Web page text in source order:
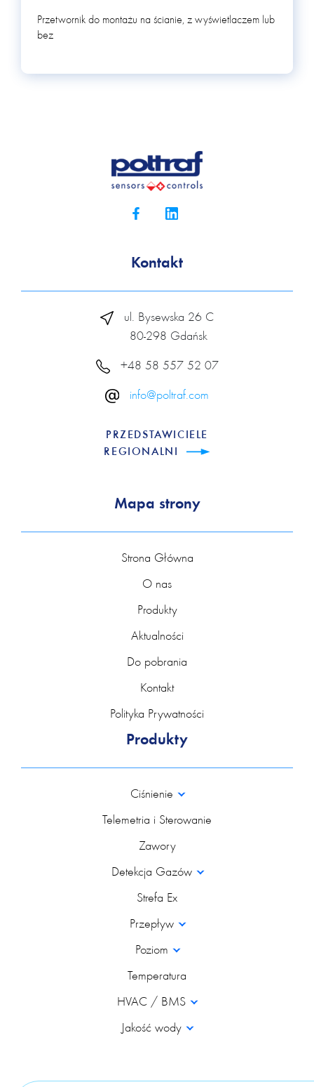
Przetwornik do montażu na ścianie, z wyświetlaczem lub
bez
Kontakt
ul. Bysewska 26 C
80-298 Gdańsk
+48 58 557 52 07
info@poltraf.com
PRZEDSTAWICIELE
REGIONALNI
Mapa strony
Strona Główna
O nas
Produkty
Aktualności
Do pobrania
Kontakt
Polityka Prywatności
Produkty
Ciśnienie
Telemetria i Sterowanie
Zawory
Detekcja Gazów
Strefa Ex
Przepływ
Poziom
Temperatura
HVAC / BMS
Jakość wody